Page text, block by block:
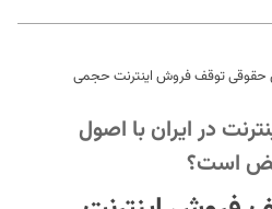
حقوقی توقف فروش اینترنت حجمی
در ایران با اصول
است؟